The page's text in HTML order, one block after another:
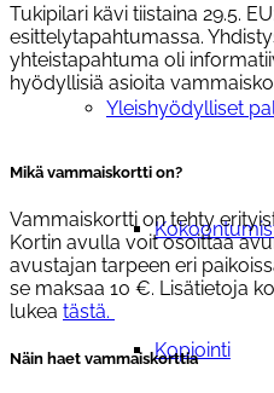
Yleishyödylliset
Kopiointi
Tukipilari kävi tiistaina 29.5.
esittelytapahtumassa.
yhteistapahtuma oli
hyödyllisiä asioita
Mikä vammaiskortti on?
Vammaiskortti on tehty
Kortin avulla voit osoittaa
avustajan tarpeen eri
se maksaa 10 €. Lisätietoja
lukea tästä.
Näin haet vammaiskorttia